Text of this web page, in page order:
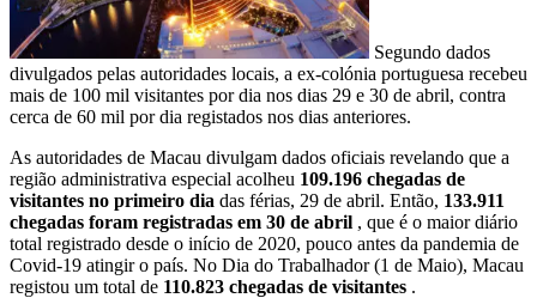
Segundo dados
divulgados pelas autoridades locais, a ex-colónia portuguesa recebeu
mais de 100 mil visitantes por dia nos dias 29 e 30 de abril, contra
cerca de 60 mil por dia registados nos dias anteriores.
As autoridades de Macau divulgam dados oficiais revelando que a
região administrativa especial acolheu 109.196 chegadas de
visitantes no primeiro dia das férias, 29 de abril. Então, 133.911
chegadas foram registradas em 30 de abril , que é o maior diário
total registrado desde o início de 2020, pouco antes da pandemia de
Covid-19 atingir o país. No Dia do Trabalhador (1 de Maio), Macau
registou um total de 110.823 chegadas de visitantes .